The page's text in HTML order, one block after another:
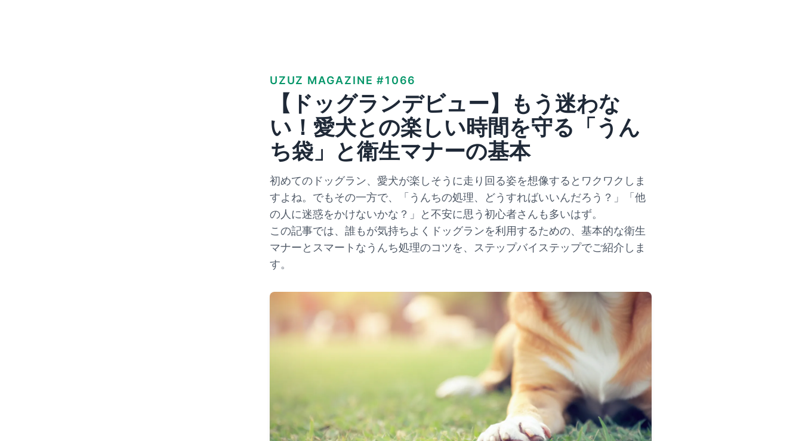
UZUZ MAGAZINE #1066
【ドッグランデビュー】もう迷わな
い！愛犬との楽しい時間を守る「うん
ち袋」と衛生マナーの基本
初めてのドッグラン、愛犬が楽しそうに走り回る姿を想像するとワクワクしま
すよね。でもその一方で、「うんちの処理、どうすればいいんだろう？」「他
の人に迷惑をかけないかな？」と不安に思う初心者さんも多いはず。
この記事では、誰もが気持ちよくドッグランを利用するための、基本的な衛生
マナーとスマートなうんち処理のコツを、ステップバイステップでご紹介しま
す。